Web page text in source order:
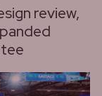
review,